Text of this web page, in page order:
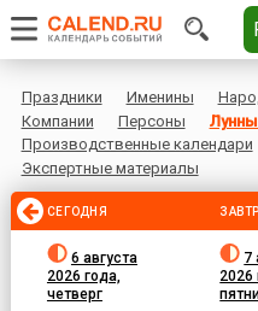
Праздники Именины
Компании
Персоны
Производственные календари
Экспертные материалы
СЕГОДНЯ
6 августа
2026 года,
четверг
7
2026